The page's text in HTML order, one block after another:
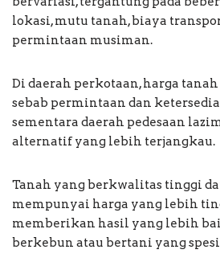
lokasi, mutu tanah, biaya
permintaan musiman.
Di daerah perkotaan, harga
sebab permintaan dan
sementara daerah pedesaan
alternatif yang lebih terjangkau.
Tanah yang berkwalitas tinggi
mempunyai harga yang lebih
memberikan hasil yang lebih
berkebun atau bertani yang